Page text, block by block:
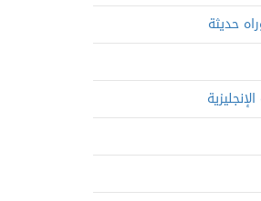
حديثة